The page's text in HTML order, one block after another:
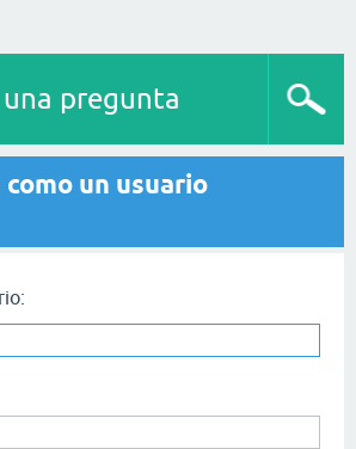
una pregunta
un usuario